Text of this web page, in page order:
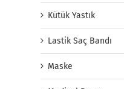
Kütük Yastık
Lastik Saç Bandı
Maske